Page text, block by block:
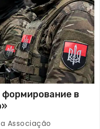
в
Associação